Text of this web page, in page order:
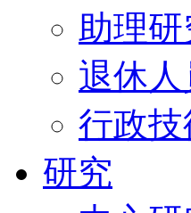
助理
退休人
行政技
研究